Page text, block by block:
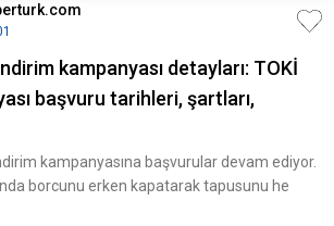
kampanyası detayları: TOKİ
başvuru tarihleri, şartları,
kampanyasına başvurular devam ediyor.
borcunu erken kapatarak tapusunu he